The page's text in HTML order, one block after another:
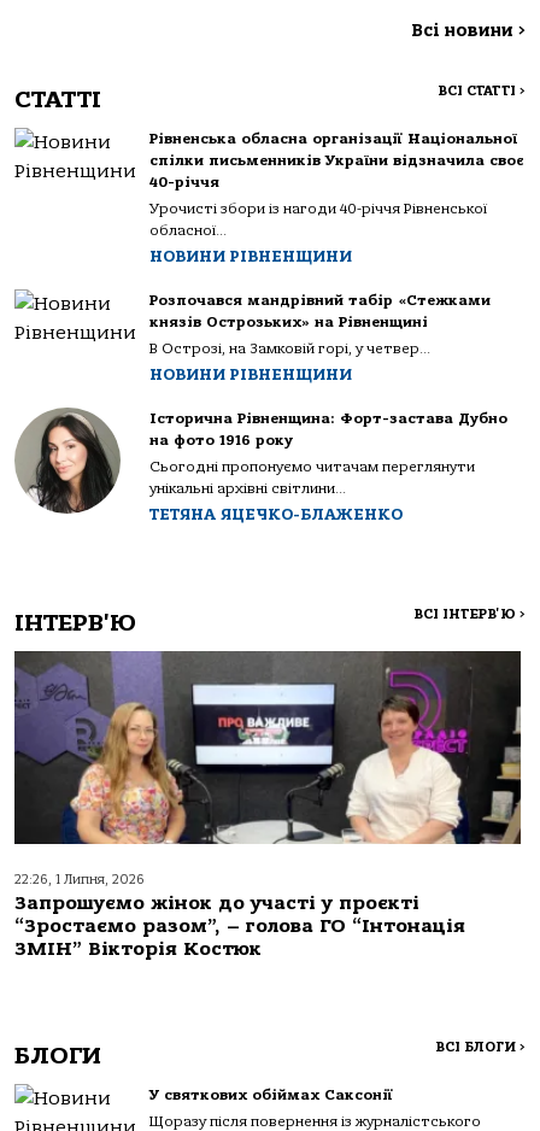
Всі новини >
СТАТТІ ВСІ СТАТТІ >
Рівненська обласна організації Національної
спілки письменників України відзначила своє
40-річчя
Урочисті збори із нагоди 40-річчя Рівненської
обласної...
НОВИНИ РІВНЕНЩИНИ
Розпочався мандрівний табір «Стежками
князів Острозьких» на Рівненщині
В Острозі, на Замковій горі, у четвер...
НОВИНИ РІВНЕНЩИНИ
Історична Рівненщина: Форт-застава Дубно
на фото 1916 року
Сьогодні пропонуємо читачам переглянути
унікальні архівні світлини...
ТЕТЯНА ЯЦЕЧКО-БЛАЖЕНКО
ІНТЕРВ'Ю ВСІ ІНТЕРВ'Ю >
22:26, 1 Липня, 2026
Запрошуємо жінок до участі у проєкті
“Зростаємо разом”, – голова ГО “Інтонація
ЗМІН” Вікторія Костюк
БЛОГИ ВСІ БЛОГИ >
У святкових обіймах Саксонії
Щоразу після повернення із журналістського